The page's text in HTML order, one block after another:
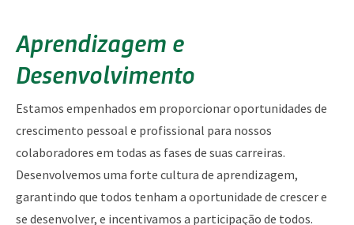
Aprendizagem e
Desenvolvimento
Estamos empenhados em proporcionar oportunidades de
crescimento pessoal e profissional para nossos
colaboradores em todas as fases de suas carreiras.
Desenvolvemos uma forte cultura de aprendizagem,
garantindo que todos tenham a oportunidade de crescer e
se desenvolver, e incentivamos a participação de todos.